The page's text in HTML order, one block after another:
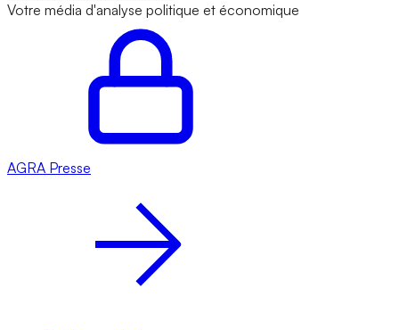
Votre média d'analyse politique et économique
AGRA Presse